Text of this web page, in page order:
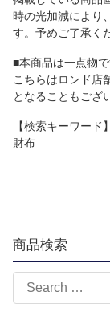
時の光加減により
す。予めご了承く
■本商品は一点物
こちらはロンド店
となることもござ
【検索キーワード】
財布
商品検索